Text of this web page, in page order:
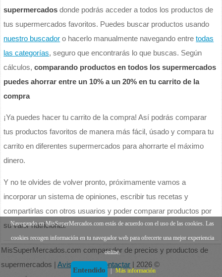
supermercados donde podrás acceder a todos los productos de
tus supermercados favoritos. Puedes buscar productos usando
nuestro buscador o hacerlo manualmente navegando entretodas
las categorías, seguro que encontrarás lo que buscas. Según
cálculos,comparando productos en todos los supermercados
puedes ahorrar entre un 10% a un 20% en tu carrito de la
compra
¡Ya puedes hacer tu carrito de la compra! Así podrás comparar
tus productos favoritos de manera más fácil, úsado y compara tu
carrito en diferentes supermercados para ahorrarte el máximo
dinero.
Y no te olvides de volver pronto, próximamente vamos a
incorporar un sistema de opiniones, escribir tus recetas y
compartirlas con otros usuarios y poder comparar productos por
su valor nutricional.
MisSuperMercados.com comparador de precios y productos de
supermercados |Aviso legal Contactar | 2026 ©
Navegando en MisSuperMercados.com estás de acuerdo con el uso de las cookies. Las
cookies recogen información en tu navegador web para ofrecerte una mejor experiencia
online.
Entendido Más información